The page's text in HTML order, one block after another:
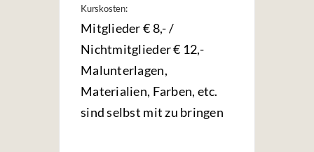
Kurskosten:
Mitglieder € 8,- /
Nichtmitglieder € 12,-
Malunterlagen,
Materialien, Farben, etc.
sind selbst mit zu bringen